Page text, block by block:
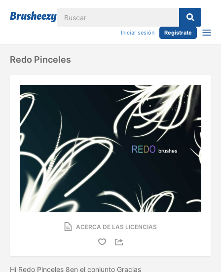
Iniciar sesión Regístrate
Redo Pinceles
ACERCA DE LAS LICENCIAS
Hi Redo Pinceles 8en el conjunto Gracias